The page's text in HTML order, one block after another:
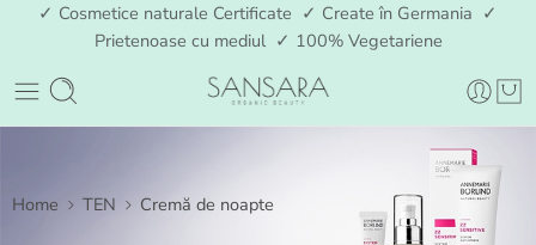
✓ Cosmetice naturale Certificate ✓ Create în Germania ✓
Prietenoase cu mediul ✓ 100% Vegetariene
Home TEN Cremă de noapte